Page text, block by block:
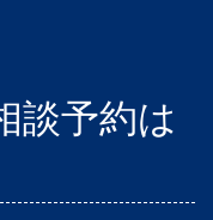
談予約は